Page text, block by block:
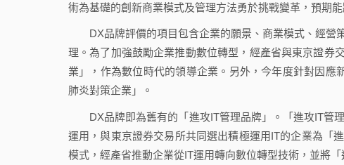
術為基礎的創新商業模式及管理方法勇於挑戰變革，預期
DX品牌評價的項目包含企業的願景、商業模式、經營
理。為了加強鼓勵企業推動數位轉型，經產省與東京證券
業」，作為數位時代的領導企業。另外，今年度針對因
肺炎對策企業」。
DX品牌即為舊有的「進攻IT管理品牌」。「進攻IT管理
運用，與東京證券交易所共同選出積極運用IT的企業為「
模式，經產省推動企業從IT運用轉向數位轉型技術，並將